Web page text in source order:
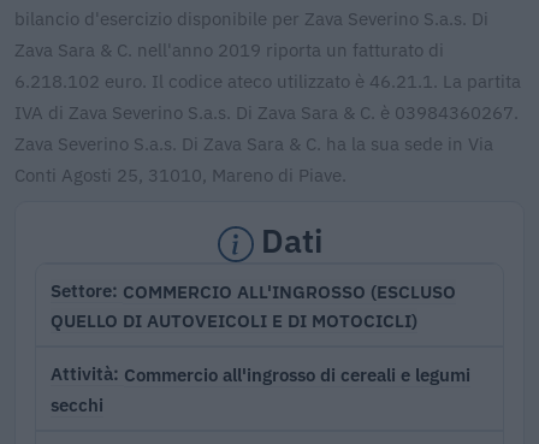
bilancio d'esercizio disponibile per Zava Severino S.a.s. Di
Zava Sara & C. nell'anno 2019 riporta un fatturato di
6.218.102 euro. Il codice ateco utilizzato è 46.21.1. La partita
IVA di Zava Severino S.a.s. Di Zava Sara & C. è 03984360267.
Zava Severino S.a.s. Di Zava Sara & C. ha la sua sede in Via
Conti Agosti 25, 31010, Mareno di Piave.
Dati
Settore COMMERCIO ALL'INGROSSO (ESCLUSO
QUELLO DI AUTOVEICOLI E DI MOTOCICLI)
Attività Commercio all'ingrosso di cereali e legumi
secchi